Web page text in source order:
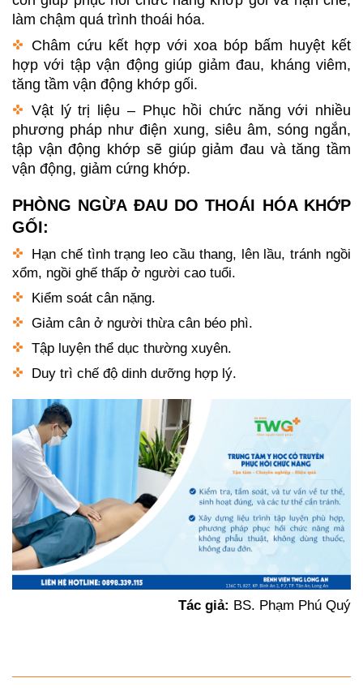
làm chậm quá trình thoái hóa.
Châm cứu kết hợp với xoa bóp bấm huyệt kết
hợp với tập vận động giúp giảm đau, kháng viêm,
tăng tầm vận động khớp gối.
Vật lý trị liệu – Phục hồi chức năng với nhiều
phương pháp như điện xung, siêu âm, sóng ngắn,
tập vận động khớp sẽ giúp giảm đau và tăng tầm
vận động, giảm cứng khớp.
PHÒNG NGỪA ĐAU DO THOÁI HÓA KHỚP
GỐI:
Hạn chế tình trạng leo cầu thang, lên lầu, tránh ngồi
xổm, ngồi ghế thấp ở người cao tuổi.
Kiểm soát cân nặng.
Giảm cân ở người thừa cân béo phì.
Tập luyện thể dục thường xuyên.
Duy trì chế độ dinh dưỡng hợp lý.
Tác giả: BS. Phạm Phú Quý